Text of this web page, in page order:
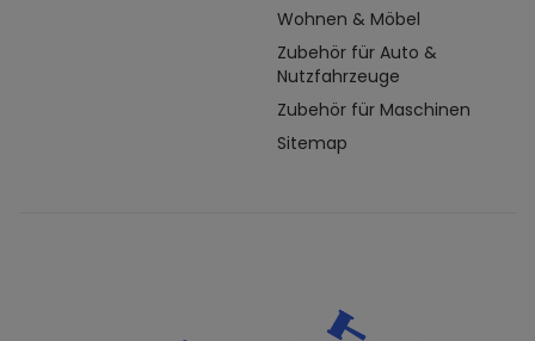
Wohnen & Möbel
Zubehör für Auto &
Nutzfahrzeuge
Zubehör für Maschinen
Sitemap